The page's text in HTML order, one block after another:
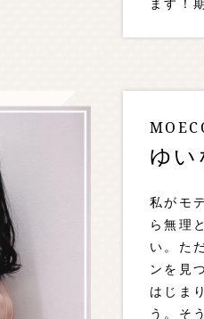
ます！
ゆい
私がモ
ら無理
い。た
ンを見
はじま
う。そ